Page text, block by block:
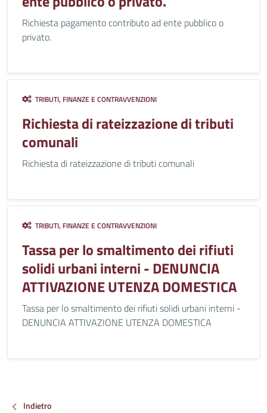
Richiesta pagamento contributo ad ente pubblico o
privato.
TRIBUTI, FINANZE E CONTRAVVENZIONI
Richiesta di rateizzazione di tributi
comunali
Richiesta di rateizzazione di tributi comunali
TRIBUTI, FINANZE E CONTRAVVENZIONI
Tassa per lo smaltimento dei rifiuti
solidi urbani interni - DENUNCIA
ATTIVAZIONE UTENZA DOMESTICA
Tassa per lo smaltimento dei rifiuti solidi urbani interni -
DENUNCIA ATTIVAZIONE UTENZA DOMESTICA
Indietro